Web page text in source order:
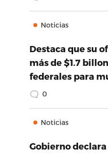
Noticias
Destaca que su
más de $1.7
federales para
0
Noticias
Gobierno